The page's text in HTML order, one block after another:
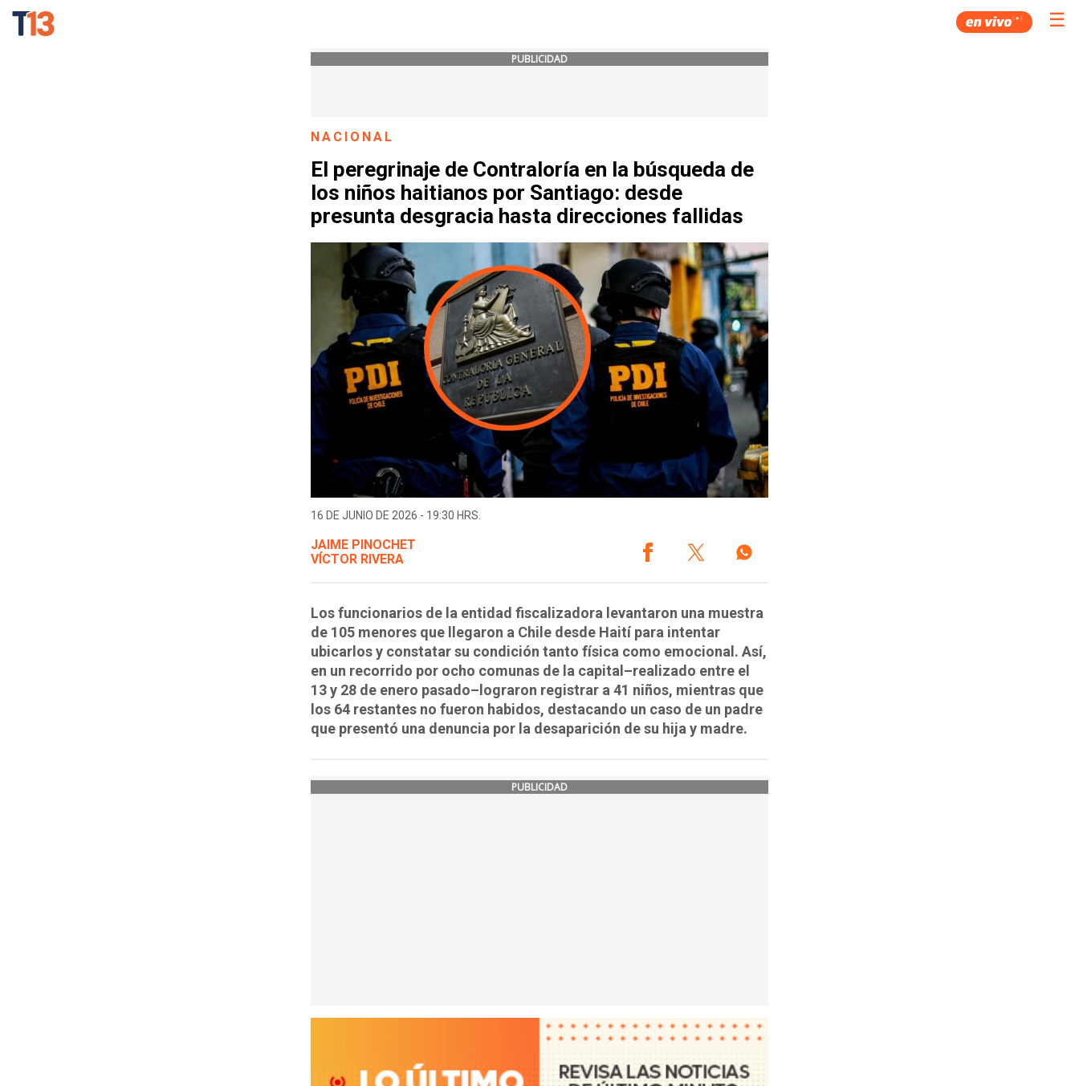
☰
PUBLICIDAD
NACIONAL
El peregrinaje de Contraloría en la búsqueda de
los niños haitianos por Santiago: desde
presunta desgracia hasta direcciones fallidas
16 DE JUNIO DE 2026 - 19:30 HRS.
JAIME PINOCHET
VÍCTOR RIVERA
Los funcionarios de la entidad fiscalizadora levantaron una muestra
de 105 menores que llegaron a Chile desde Haití para intentar
ubicarlos y constatar su condición tanto física como emocional. Así,
en un recorrido por ocho comunas de la capital–realizado entre el
13 y 28 de enero pasado–lograron registrar a 41 niños, mientras que
los 64 restantes no fueron habidos, destacando un caso de un padre
que presentó una denuncia por la desaparición de su hija y madre.
PUBLICIDAD